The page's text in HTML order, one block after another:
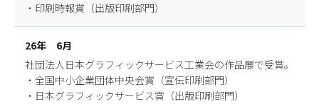
・印刷時報賞（出版印刷部門）
26年 6月
社団法人日本グラフィックサービス工業会の作品展で受賞。
・全国中小企業団体中央会賞（宣伝印刷部門）
・日本グラフィックサービス賞（出版印刷部門）